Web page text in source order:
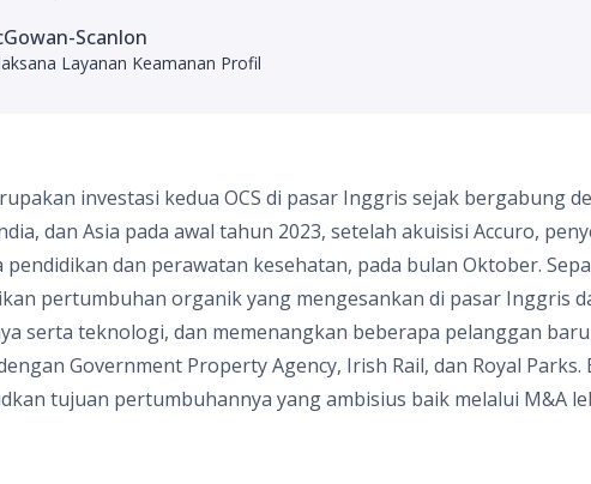
Scanlon
Layanan Keamanan Profil
investasi kedua OCS di pasar Inggris sejak bergabung
dan Asia pada awal tahun 2023, setelah akuisisi Accuro,
dan perawatan kesehatan, pada bulan Oktober.
pertumbuhan organik yang mengesankan di pasar Inggris
serta teknologi, dan memenangkan beberapa pelanggan
Government Property Agency, Irish Rail, dan Royal
tujuan pertumbuhannya yang ambisius baik melalui M&A